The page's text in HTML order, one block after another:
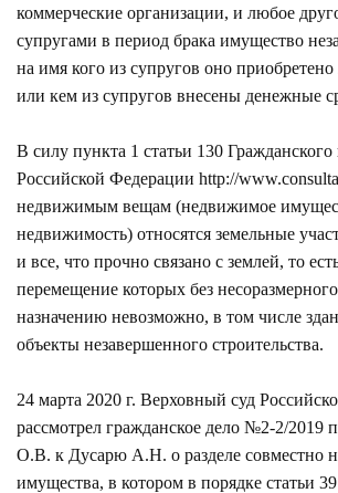
коммерческие организации, и любое
супругами в период брака имущество
на имя кого из супругов оно
или кем из супругов внесены денежные
В силу пункта 1 статьи 130 Гражданского
Российской Федерации http://
недвижимым вещам (недвижимое
недвижимость) относятся земельные
и все, что прочно связано с землей, то
перемещение которых без
назначению невозможно, в том числе
объекты незавершенного строительства.
24 марта 2020 г. Верховный суд
рассмотрел гражданское дело №2-2/2019
О.В. к Дусарю А.Н. о разделе совместно
имущества, в котором в порядке статьи